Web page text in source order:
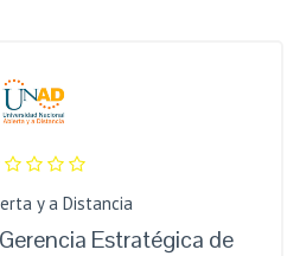
y a Distancia
Estratégica de